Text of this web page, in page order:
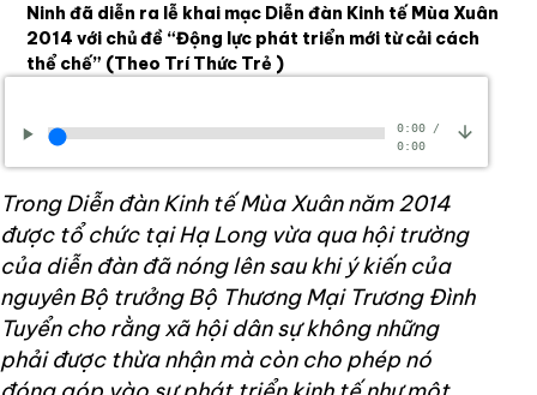
Ninh đã diễn ra lễ khai mạc Diễn đàn Kinh tế Mùa Xuân
2014 với chủ đề “Động lực phát triển mới từ cải cách
thể chế” (Theo Trí Thức Trẻ )
0:00/
0:00
Trong Diễn đàn Kinh tế Mùa Xuân năm 2014
được tổ chức tại Hạ Long vừa qua hội trường
của diễn đàn đã nóng lên sau khi ý kiến của
nguyên Bộ trưởng Bộ Thương Mại Trương Đình
Tuyển cho rằng xã hội dân sự không những
phải được thừa nhận mà còn cho phép nó